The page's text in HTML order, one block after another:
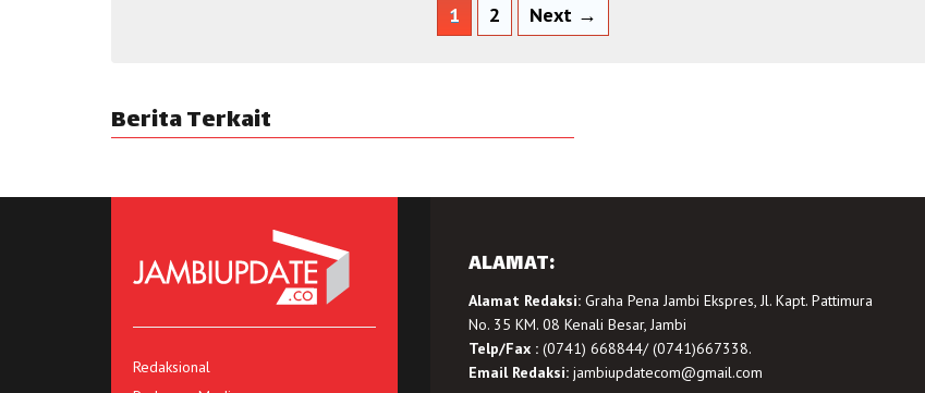
1 2 Next →
Berita Terkait
Redaksional
ALAMAT:
Alamat Redaksi:Graha Pena Jambi Ekspres, Jl. Kapt. Pattimura
No. 35 KM. 08 Kenali Besar, Jambi
Telp/Fax :(0741) 668844/ (0741)667338.
Email Redaksi: jambiupdatecom@gmail.com